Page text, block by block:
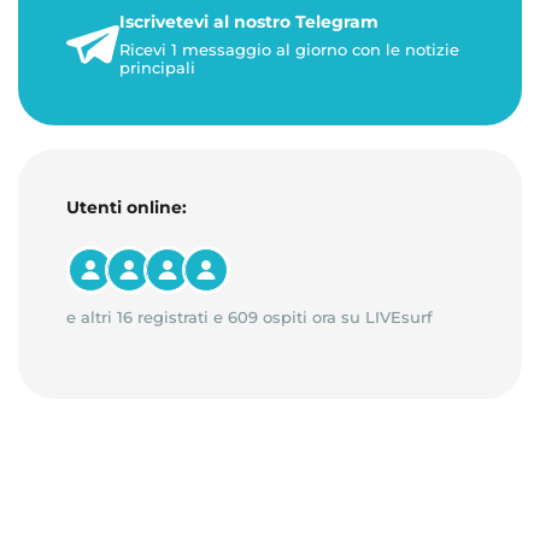
1 minuto di letturaIscrivetevi al nostro Telegram
Ricevi 1 messaggio al giorno con le notizie
principali
Utenti online:
e altri 16 registrati e 609 ospiti ora su LIVEsurf